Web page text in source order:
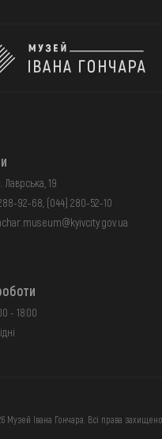
FAQ
Лаврська, 19
92-68 (044) 280-52-10
- 18:00
Музей Івана Гончара. Всі права захищено.